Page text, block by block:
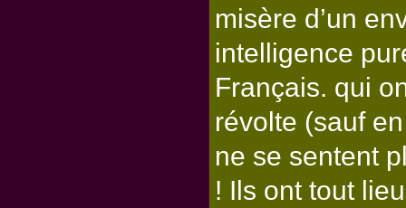
misère d’un
intelligence
Français. qui
révolte (sauf
ne se sentent
! Ils ont tout